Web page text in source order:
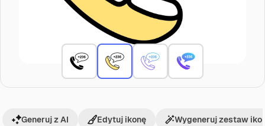
Generuj z AI Edytuj ikonę Wygeneruj zestaw